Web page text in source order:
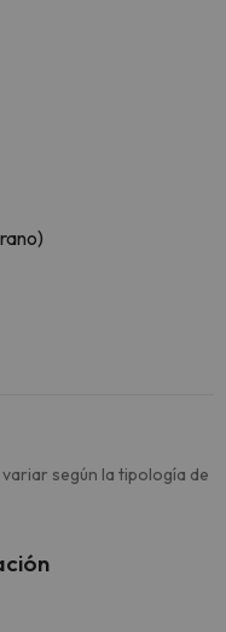
según la tipología de